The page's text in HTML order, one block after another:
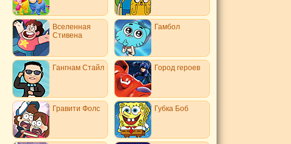
Вселенная
Стивена
Гамбол
Гангнам Стайл Город героев
Гравити Фолс Губка Боб